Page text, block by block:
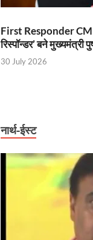
First Responder CM
रिस्पॉन्डर’ बने मुख्यमंत्री
30 July 2026
नार्थ-ईस्ट